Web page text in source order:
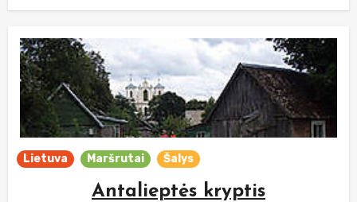
Lietuva Maršrutai Šalys
Antalieptės kryptis